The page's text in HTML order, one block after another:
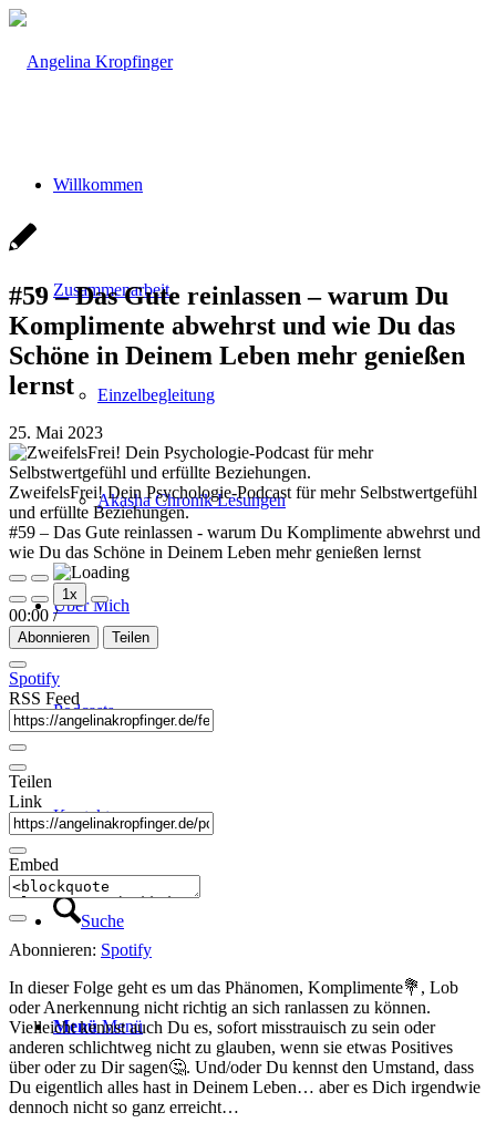
Willkommen
Zusammenarbeit
Einzelbegleitung
Akasha Chronik Lesungen
Über Mich
Podcasts
Kontakt
Suche
Menü Menü
#59 – Das Gute reinlassen – warum Du
Komplimente abwehrst und wie Du das
Schöne in Deinem Leben mehr genießen
lernst
25. Mai 2023
ZweifelsFrei! Dein Psychologie-Podcast für mehr Selbstwertgefühl
und erfüllte Beziehungen.
#59 – Das Gute reinlassen - warum Du Komplimente abwehrst und
wie Du das Schöne in Deinem Leben mehr genießen lernst
Play
Episode
Pause
Episode
1x
00:00 /
Abonnieren Teilen
Spotify
RSS Feed
Teilen
Link
Embed
Abonnieren: Spotify
In dieser Folge geht es um das Phänomen, Komplimente💐, Lob
oder Anerkennung nicht richtig an sich ranlassen zu können.
Vielleicht kennst auch Du es, sofort misstrauisch zu sein oder
anderen schlichtweg nicht zu glauben, wenn sie etwas Positives
über oder zu Dir sagen🤔. Und/oder Du kennst den Umstand, dass
Du eigentlich alles hast in Deinem Leben… aber es Dich irgendwie
dennoch nicht so ganz erreicht…